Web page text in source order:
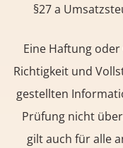
§27 a
Eine Haftung
Richtigkeit und
gestellten
Prüfung nicht
gilt auch für alle